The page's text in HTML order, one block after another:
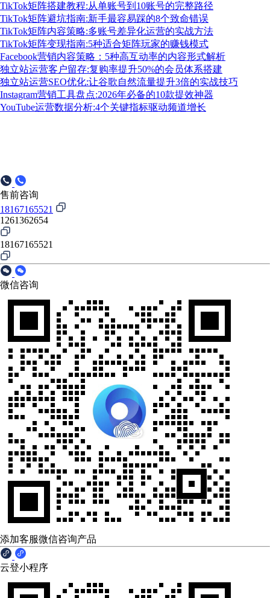
TikTok矩阵搭建教程:从单账号到10账号的完整路径
TikTok矩阵避坑指南:新手最容易踩的8个致命错误
TikTok矩阵内容策略:多账号差异化运营的实战方法
TikTok矩阵变现指南:5种适合矩阵玩家的赚钱模式
Facebook营销内容策略：5种高互动率的内容形式解析
独立站运营客户留存:复购率提升50%的会员体系搭建
独立站运营SEO优化:让谷歌自然流量提升3倍的实战技巧
Instagram营销工具盘点:2026年必备的10款提效神器
YouTube运营数据分析:4个关键指标驱动频道增长
售前咨询
18167165521
1261362654
18167165521
微信咨询
添加客服微信咨询产品
云登小程序